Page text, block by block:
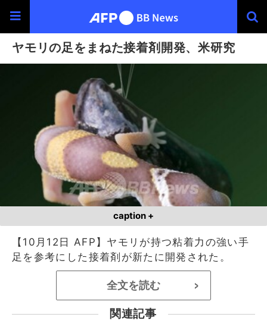
ヤモリの足をまねた接着剤開発、米研究
caption +
【10月12日 AFP】ヤモリが持つ粘着力の強い手
足を参考にした接着剤が新たに開発された。
全文を読む >
関連記事